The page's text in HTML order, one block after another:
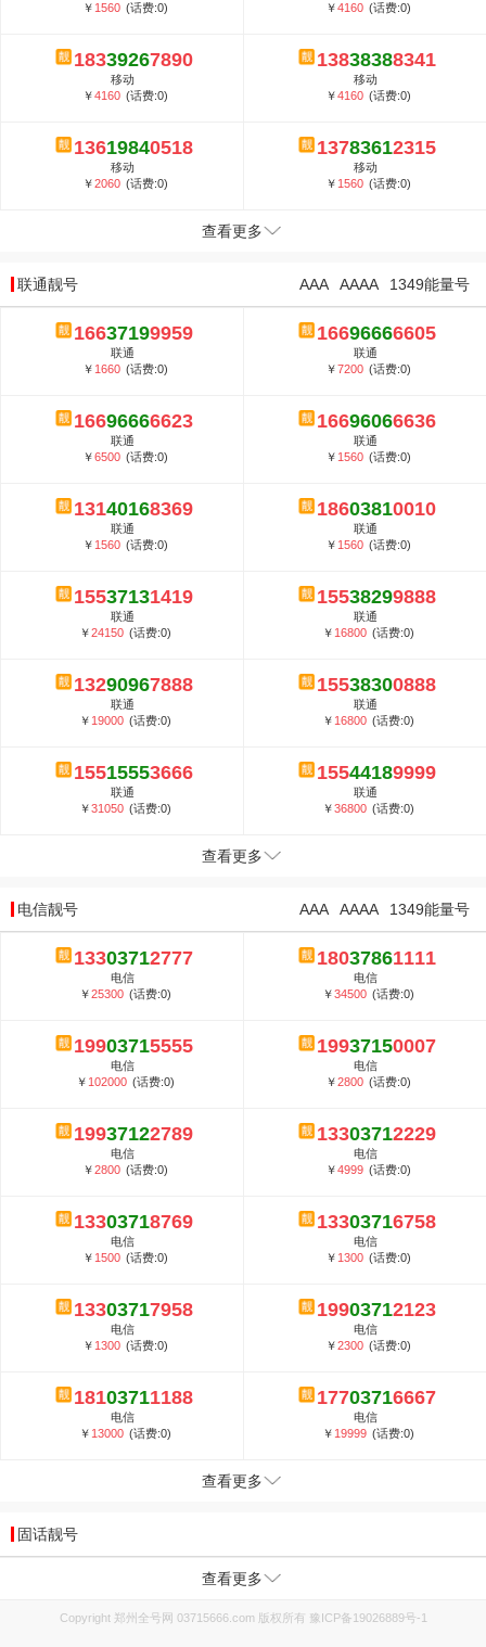
￥ 1560 (话费:0)
￥4160 (话费:0)
18339267890
移动
￥4160 (话费:0)
13838388341
移动
￥4160 (话费:0)
13619840518
移动
￥2060 (话费:0)
13783612315
移动
￥ 1560 (话费:0)
查看更多
联通靓号 1349能量号
AAAA
AAA
16637199959
联通
￥ 1660 (话费:0)
16696666605
联通
￥7200 (话费:0)
16696666623
联通
￥6500 (话费:0)
16696066636
联通
￥ 1560 (话费:0)
13140168369
联通
￥ 1560 (话费:0)
18603810010
联通
￥ 1560 (话费:0)
15537131419
联通
￥24150 (话费:0)
15538299888
联通
￥ 16800 (话费:0)
13290967888
联通
￥ 19000 (话费:0)
15538300888
联通
￥ 16800 (话费:0)
15515553666
联通
￥31050 (话费:0)
15544189999
联通
￥36800 (话费:0)
查看更多
电信靓号 1349能量号
AAAA
AAA
13303712777
电信
￥25300 (话费:0)
18037861111
电信
￥34500 (话费:0)
19903715555
电信
￥ 102000 (话费:0)
19937150007
电信
￥2800 (话费:0)
19937122789
电信
￥2800 (话费:0)
13303712229
电信
￥4999 (话费:0)
13303718769
电信
￥ 1500 (话费:0)
13303716758
电信
￥ 1300 (话费:0)
13303717958
电信
￥ 1300 (话费:0)
19903712123
电信
￥2300 (话费:0)
18103711188
电信
￥ 13000 (话费:0)
17703716667
电信
￥ 19999 (话费:0)
查看更多
固话靓号
查看更多
Copyright 郑州全号网 03715666.com 版权所有 豫ICP备19026889号-1